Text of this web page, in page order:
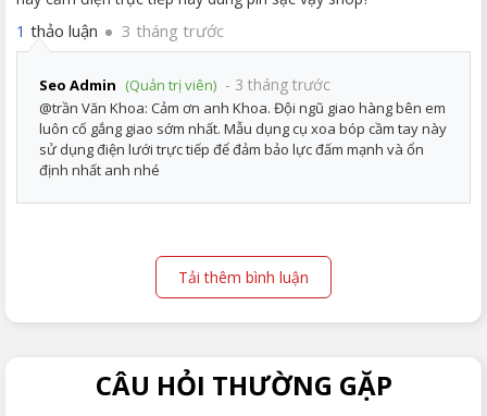
1 thảo luận 3 tháng trước
Seo Admin (Quản trị viên) - 3 tháng trước
@trần Văn Khoa: Cảm ơn anh Khoa. Đội ngũ giao hàng bên em
luôn cố gắng giao sớm nhất. Mẫu dụng cụ xoa bóp cầm tay này
sử dụng điện lưới trực tiếp để đảm bảo lực đấm mạnh và ổn
định nhất anh nhé
Tải thêm bình luận
CÂU HỎI THƯỜNG GẶP